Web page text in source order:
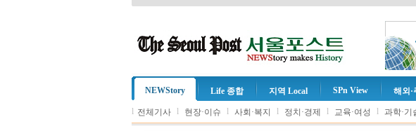
NEWStory Life 종합 지역 Local SPn View 해외·
l 전체기사 l 현장·이슈 l 사회·복지 l 정치·경제 l 교육·여성 l 과학·기